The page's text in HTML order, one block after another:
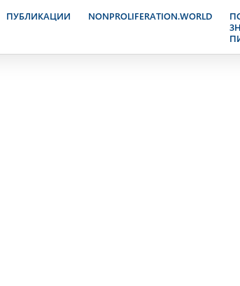
ПУБЛИКАЦИИ NONPROLIFERATION.WORLD
12